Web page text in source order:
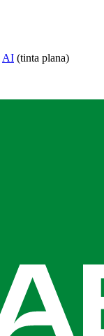
AI (tinta plana)